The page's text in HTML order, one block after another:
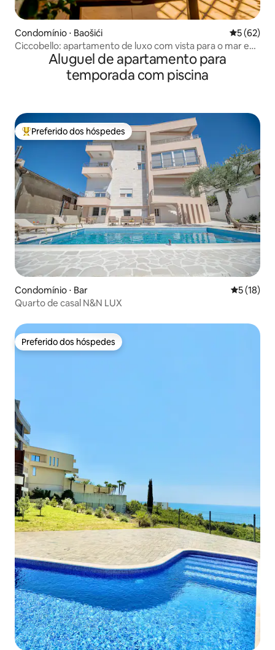
Condomínio ⋅ Baošići 5 de uma
5 (62)
Ciccobello: apartamento de luxo com vista para o mar e
garagem privativa
Aluguel de apartamento para
temporada com piscina
Entre os melhores preferidos dos hóspedes
Preferido dos hóspedes
Condomínio ⋅ Bar 5 de uma
5 (18)
Quarto de casal N&N LUX
Preferido dos hóspedes
Preferido dos hóspedes